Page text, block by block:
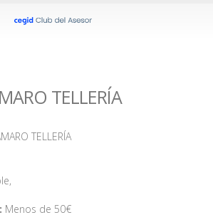
TELLERÍA
TELLERÍA
,
Menos de 50€